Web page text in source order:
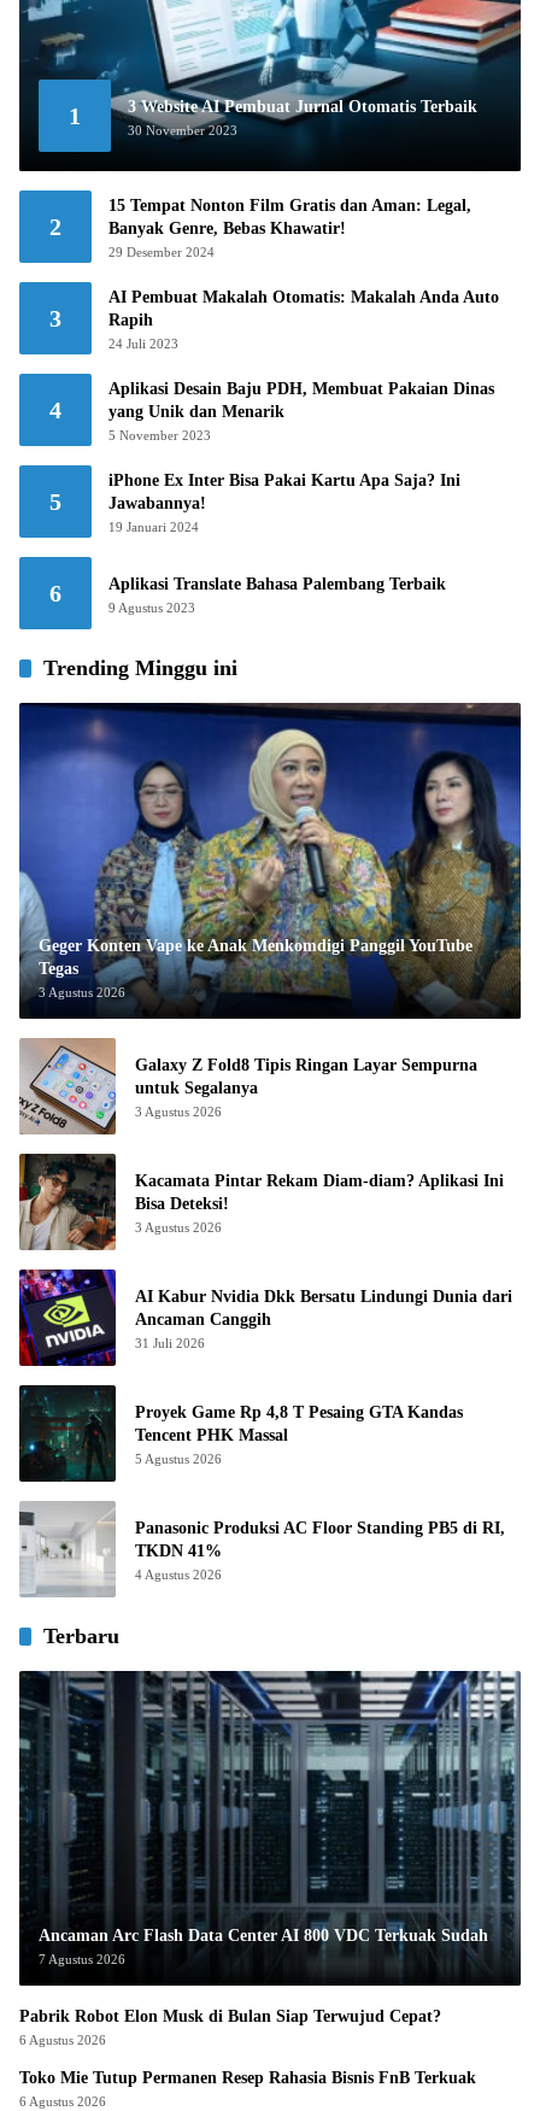
1 3 Website AI Pembuat Jurnal Otomatis Terbaik
30 November 2023
2
15 Tempat Nonton Film Gratis dan Aman: Legal,
Banyak Genre, Bebas Khawatir!
29 Desember 2024
3
AI Pembuat Makalah Otomatis: Makalah Anda Auto
Rapih
24 Juli 2023
4
Aplikasi Desain Baju PDH, Membuat Pakaian Dinas
yang Unik dan Menarik
5 November 2023
5
iPhone Ex Inter Bisa Pakai Kartu Apa Saja? Ini
Jawabannya!
19 Januari 2024
6 Aplikasi Translate Bahasa Palembang Terbaik
9 Agustus 2023
Trending Minggu ini
Geger Konten Vape ke Anak Menkomdigi Panggil YouTube
Tegas
3 Agustus 2026
Galaxy Z Fold8 Tipis Ringan Layar Sempurna
untuk Segalanya
3 Agustus 2026
Kacamata Pintar Rekam Diam-diam? Aplikasi Ini
Bisa Deteksi!
3 Agustus 2026
AI Kabur Nvidia Dkk Bersatu Lindungi Dunia dari
Ancaman Canggih
31 Juli 2026
Proyek Game Rp 4,8 T Pesaing GTA Kandas
Tencent PHK Massal
5 Agustus 2026
Panasonic Produksi AC Floor Standing PB5 di RI,
TKDN 41%
4 Agustus 2026
Terbaru
Ancaman Arc Flash Data Center AI 800 VDC Terkuak Sudah
7 Agustus 2026
Pabrik Robot Elon Musk di Bulan Siap Terwujud Cepat?
6 Agustus 2026
Toko Mie Tutup Permanen Resep Rahasia Bisnis FnB Terkuak
6 Agustus 2026